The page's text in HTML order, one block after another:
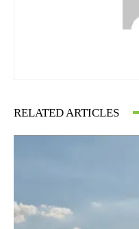
RELATED ARTICLES